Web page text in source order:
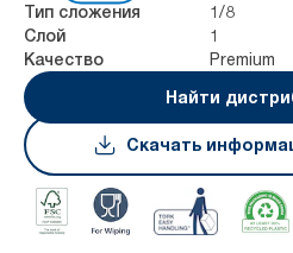
Тип сложения 1/8
Слой 1
Качество
Premium
Найти
Скачать